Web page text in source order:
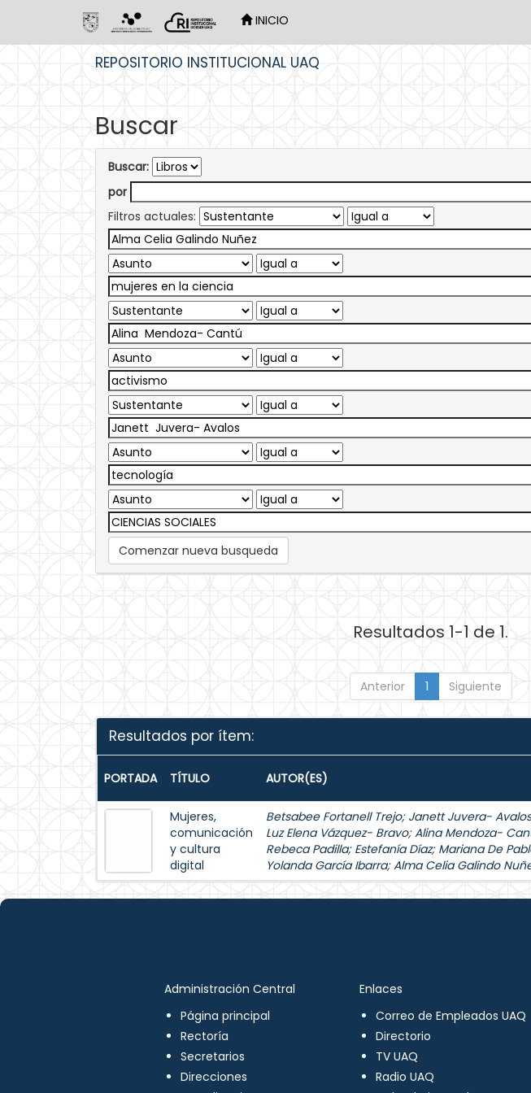
INICIO
REPOSITORIO INSTITUCIONAL UAQ
Buscar
Buscar:
por
Filtros actuales:
Comenzar nueva busqueda
Resultados 1-1 de 1.
Anterior 1 Siguiente
Resultados por ítem:
PORTADA TÍTULO AUTOR(ES)
Mujeres,
comunicación
y cultura
digital
Betsabee Fortanell Trejo; Janett Juvera- Avalos
Luz Elena Vázquez- Bravo;Alina Mendoza-
Rebeca Padilla; Estefanía Díaz; Mariana De
Yolanda García Ibarra;Alma Celia Galindo
Administración Central
Página principal
Rectoría
Secretarios
Direcciones
Enlaces
Correo de Empleados UAQ
Directorio
TV UAQ
Radio UAQ